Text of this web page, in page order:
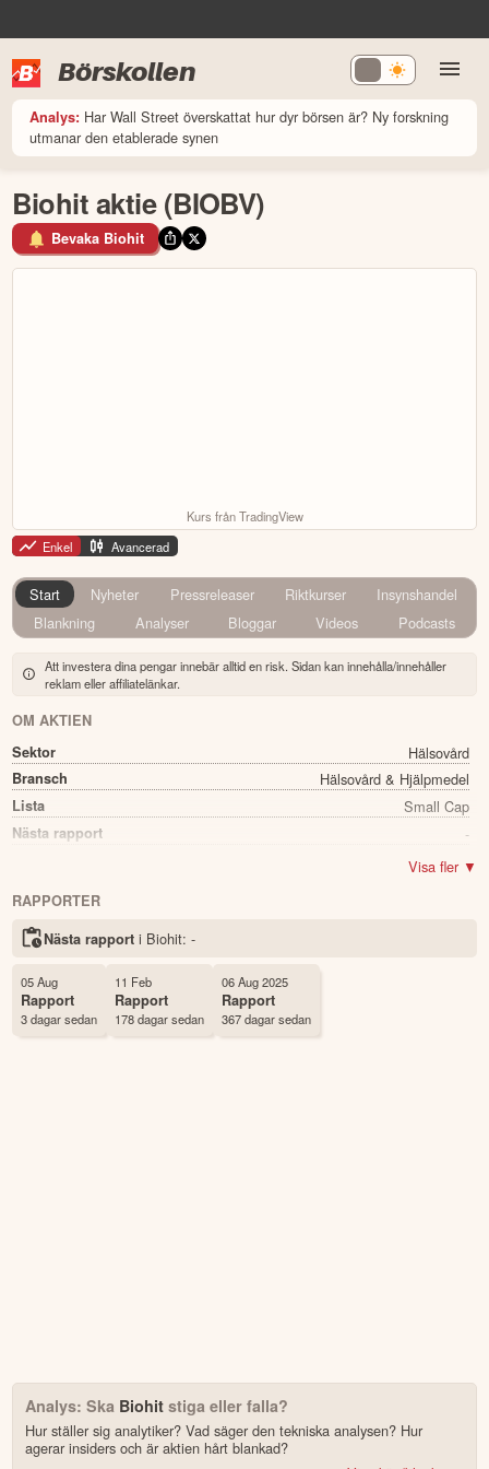
Börskollen
Analys: Har Wall Street överskattat hur dyr börsen är? Ny forskning
utmanar den etablerade synen
Biohit aktie (BIOBV)
Bevaka Biohit
Kurs från TradingView
Enkel
Avancerad
Start Nyheter Pressreleaser Riktkurser
Insynshandel
Blankning
Analyser Bloggar Videos Podcasts
Att investera dina pengar innebär alltid en risk. Sidan kan innehålla/innehåller
reklam eller affiliatelänkar.
OM AKTIEN
Sektor
Hälsovård
Bransch Hälsovård & Hjälpmedel
Lista Small Cap
Nästa rapport -
Nej
Status
Första handelsdag
Antal ägare Avanza
Visa fler ▼
RAPPORTER
Nästa rapport i Biohit: -
05 Aug
Rapport
3 dagar sedan
11 Feb
Rapport
178 dagar sedan
06 Aug 2025
Rapport
367 dagar sedan
Analys: Ska Biohitstiga eller falla?
Hur ställer sig analytiker? Vad säger den tekniska analysen? Hur
agerar insiders och är aktien hårt blankad?